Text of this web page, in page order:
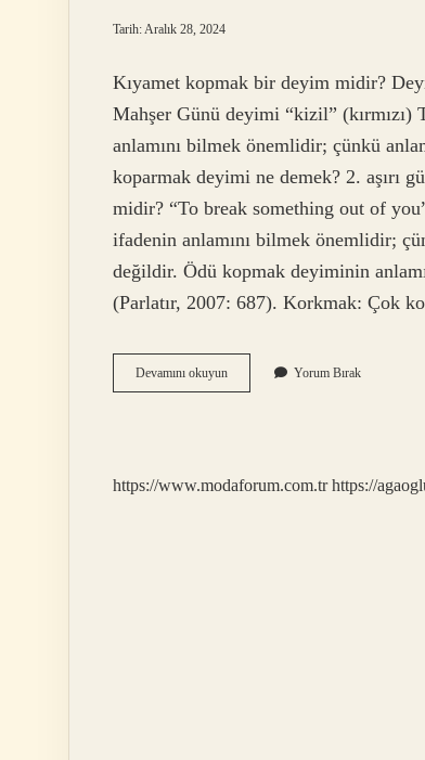
Tarih: Aralık 28, 2024
Kıyamet kopmak bir deyim midir?
Mahşer Günü deyimi “kizil”
anlamını bilmek önemlidir; çünkü
koparmak deyimi ne demek? 2. aşırı
midir? “To break something out of
ifadenin anlamını bilmek önemlidir;
değildir. Ödü kopmak deyiminin
(Parlatır, 2007: 687). Korkmak: Çok
Devamını okuyunKıyamet
Kopuyor
Yorum Bırak
https://www.modaforum.com.tr https://